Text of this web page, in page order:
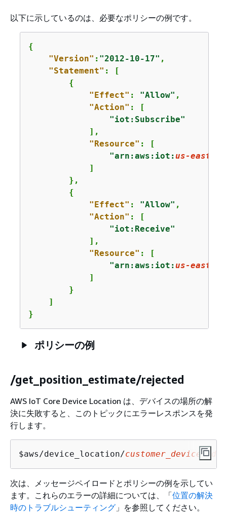
以下に示しているのは、必要なポリシーの例です。
{
"Version" : "2012-10-17" ,
"Statement" : [
{
"Effect" : "Allow" ,
"Action" : [
"iot:Subscribe"
            ],
"Resource" : [
"arn:aws:iot:us-east-1
            ]
        },
{
"Effect" : "Allow" ,
"Action" : [
"iot:Receive"
            ],
"Resource" : [
"arn:aws:iot:us-east-1
            ]
        }
    ]
}
ポリシーの例
/get_position_estimate/rejected
AWS IoT Core Device Location は、デバイスの場所の解
決に失敗すると、このトピックにエラーレスポンスを発
行します。
$aws/device_location/customer_device_id
次は、メッセージペイロードとポリシーの例を示してい
ます。これらのエラーの詳細については、「位置の解決
時のトラブルシューティング 」を参照してください。